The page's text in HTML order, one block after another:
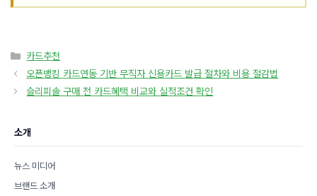
카
테
리
카드추천
오픈뱅킹 카드연동 기반 무직자 신용카드 발급 절차와 비용 절감법
슬리피솔 구매 전 카드혜택 비교와 실적조건 확인
소개
뉴스 미디어
브랜드 소개